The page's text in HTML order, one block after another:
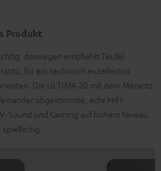
Produkt
deswegen empfiehlt Teufel
für ein technisch exzellentes
Die ULTIMA 20 mit dem Marantz
abgestimmte, edle HiFi-
Sound und Gaming auf hohem Niveau.
spielfertig.